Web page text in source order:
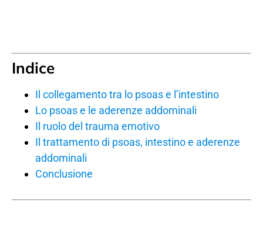
Indice
Il collegamento tra lo psoas e l’intestino
Lo psoas e le aderenze addominali
Il ruolo del trauma emotivo
Il trattamento di psoas, intestino e aderenze
addominali
Conclusione